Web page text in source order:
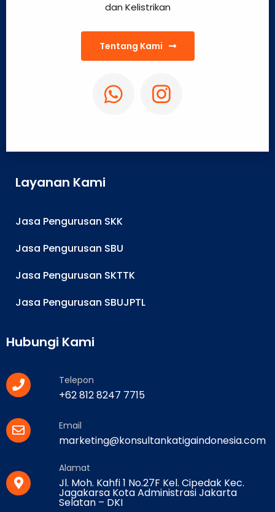
dan Kelistrikan
Tentang Kami
Layanan Kami
Jasa Pengurusan SKK
Jasa Pengurusan SBU
Jasa Pengurusan SKTTK
Jasa Pengurusan SBUJPTL
Hubungi Kami
Telepon
+62 812 8247 7715
Email
marketing@konsultankatigaindonesia.com
Alamat
Jl. Moh. Kahfi 1 No.27F Kel. Cipedak Kec.
Jagakarsa Kota Administrasi Jakarta
Selatan – DKI